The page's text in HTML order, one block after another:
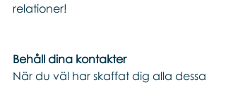
relationer!
Behåll dina kontakter
När du väl har skaffat dig alla dessa